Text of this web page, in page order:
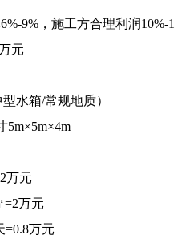
9%，施工方合理利润10%-1
元
水箱/常规地质）
5m×5m×4m
万元
=2万元
=0.8万元